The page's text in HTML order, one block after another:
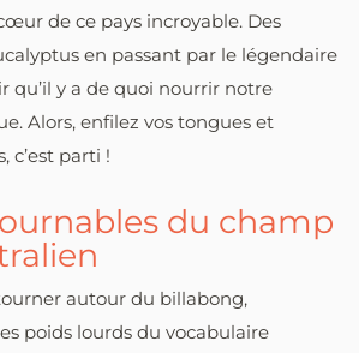
de ce pays incroyable. Des
en passant par le légendaire
qu’il y a de quoi nourrir notre
Alors, enfilez vos tongues et
c’est parti !
du champ
autour du billabong,
poids lourds du vocabulaire